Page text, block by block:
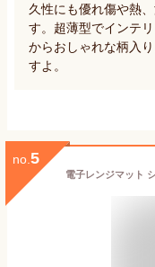
久性にも優れ傷や熱
す。超薄型でインテ
からおしゃれな柄入
すよ。
no. 5